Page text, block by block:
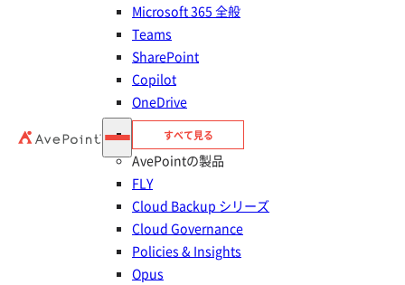
Microsoft 365 全般
Teams
SharePoint
Copilot
OneDrive
すべて見る
AvePointの製品
FLY
Cloud Backup シリーズ
Cloud Governance
Policies & Insights
Opus
Copilot利用の準備も見据えた、
Microsoft 365 の導入・利用における課題
解決支援を強化
AvePoint Japan株式会社（本社：東京都品川区、代表取締
役：塩光 献、以下「AvePoint」「当社」）は、株式会社大塚
商会（本社：東京都千代田区、代表取締役社長：大塚 裕司、以
下「大塚商会」）と販売パートナー契約を締結したことをお知